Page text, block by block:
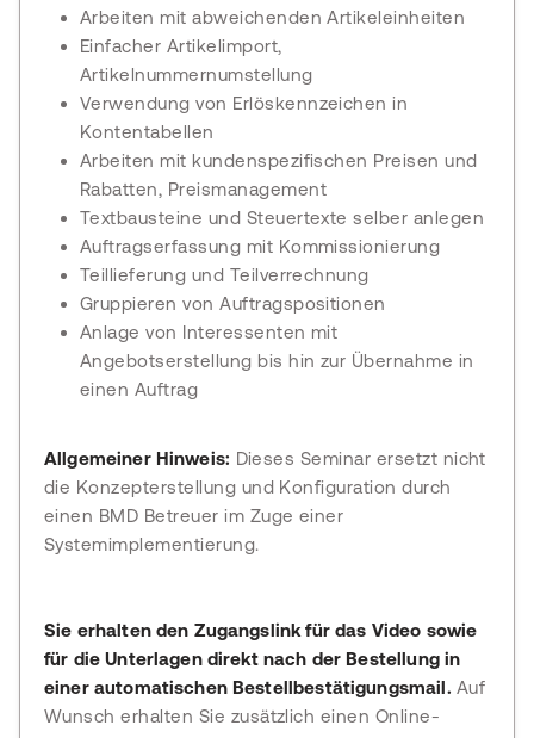
Arbeiten mit abweichenden Artikeleinheiten
Einfacher Artikelimport,
Artikelnummernumstellung
Verwendung von Erlöskennzeichen in
Kontentabellen
Arbeiten mit kundenspezifischen Preisen und
Rabatten, Preismanagement
Textbausteine und Steuertexte selber anlegen
Auftragserfassung mit Kommissionierung
Teillieferung und Teilverrechnung
Gruppieren von Auftragspositionen
Anlage von Interessenten mit
Angebotserstellung bis hin zur Übernahme in
einen Auftrag
Allgemeiner Hinweis: Dieses Seminar ersetzt nicht
die Konzepterstellung und Konfiguration durch
einen BMD Betreuer im Zuge einer
Systemimplementierung.
Sie erhalten den Zugangslink für das Video sowie
für die Unterlagen direkt nach der Bestellung in
einer automatischen Bestellbestätigungsmail. Auf
Wunsch erhalten Sie zusätzlich einen Online-